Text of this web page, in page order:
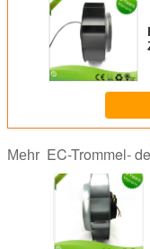
Mehr EC-Trommel-